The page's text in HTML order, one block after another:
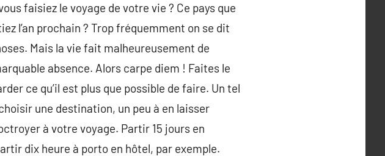
faisiez le voyage de votre vie ? Ce pays que
l’an prochain ? Trop fréquemment on se dit
Mais la vie fait malheureusement de
absence. Alors carpe diem ! Faites le
ce qu’il est plus que possible de faire. Un tel
une destination, un peu à en laisser
à votre voyage. Partir 15 jours en
dix heure à porto en hôtel, par exemple.